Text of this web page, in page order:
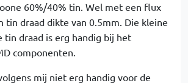
60%/40% tin. Wel met een flux
tin draad dikte van 0.5mm. Die kleine
tin draad is erg handig bij het
componenten.
mij niet erg handig voor de